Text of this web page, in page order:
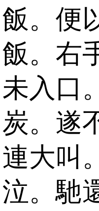
飯。便
飯。右
未入口
炭。遂
連大叫
泣。馳